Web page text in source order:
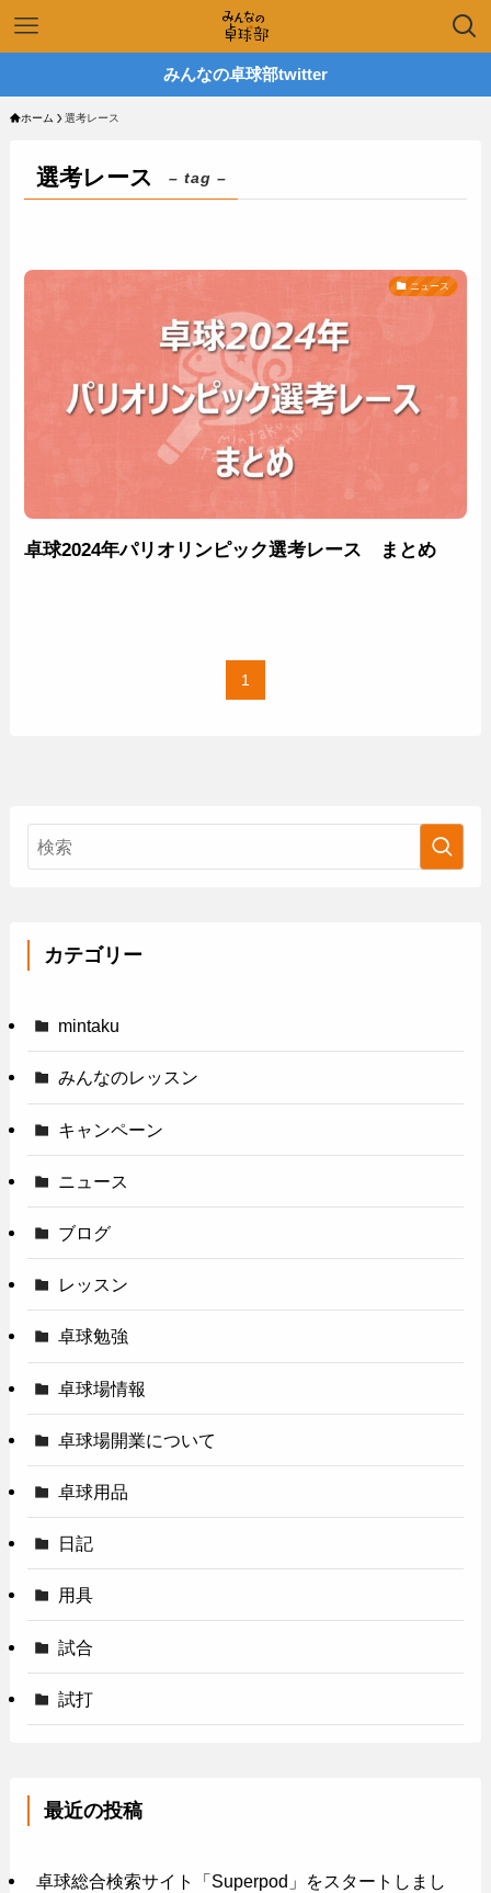
みんなの卓球部twitter
ホーム 選考レース
選考レース – tag –
ニュース
卓球2024年パリオリンピック選考レース まとめ
1
カテゴリー
mintaku
みんなのレッスン
キャンペーン
ニュース
ブログ
レッスン
卓球勉強
卓球場情報
卓球場開業について
卓球用品
日記
用具
試合
試打
最近の投稿
卓球総合検索サイト「Superpod」をスタートしまし